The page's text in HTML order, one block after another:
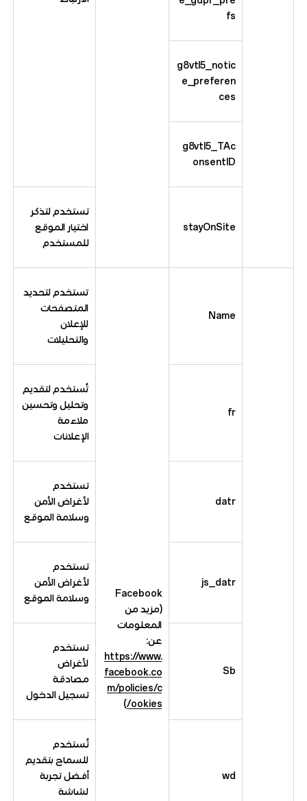
fs
g8vtl5_notic
e_preferen
ces
g8vtl5_TAc
onsentID
stayOnSite
تستخدم لتذكر
اختيار الموقع
للمستخدم
Name
Facebook
(مزيد من
المعلومات
عن:
https://www.
facebook.co
m/policies/c
ookies/
)
تستخدم لتحديد
المتصفحات
للإعلان
والتحليلات
fr
تُستخدم لتقديم
وتحليل وتحسين
ملاءمة
الإعلانات
datr
تستخدم
لأغراض الأمن
وسلامة الموقع
js_datr
تستخدم
لأغراض الأمن
وسلامة الموقع
Sb
تستخدم
لأغراض
مصادقة
تسجيل الدخول
wd
تُستخدم
للسماح بتقديم
أفضل تجربة
لشاشة